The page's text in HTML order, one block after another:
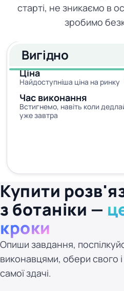
старті, не зникаємо в
зробимо
Вигідно
Ціна
Найдоступніша ціна на ринку
Час виконання
Встигнемо, навіть коли
уже завтра
Купити
з ботаніки —
кроки
Опиши завдання,
виконавцями, обери свого
самої здачі.